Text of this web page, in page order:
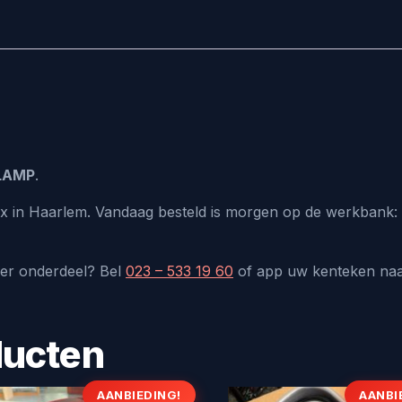
.
in Haarlem. Vandaag besteld is morgen op de
onderdeel? Bel 023 – 533 19 60 of app uw kenteken
AANBIEDING!